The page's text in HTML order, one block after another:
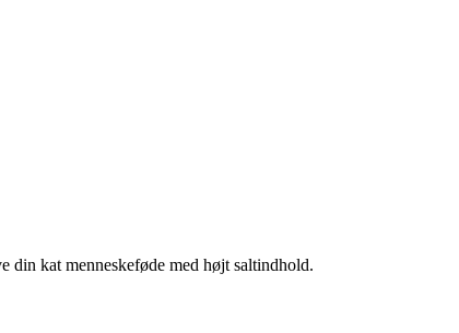
din kat menneskeføde med højt saltindhold.